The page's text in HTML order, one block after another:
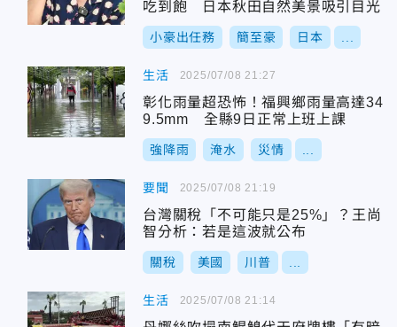
吃到飽 日本秋田自然美景吸引目光
小豪出任務 簡至豪 日本
生活
彰化雨量超恐怖！福興鄉雨量高達34
9.5mm 全縣9日正常上班上課
強降雨 淹水 災情
2025/07/08 21:27
要聞
台灣關稅「不可能只是25%」？王尚
智分析：若是這波就公布
關稅 美國 川普
2025/07/08 21:19
生活 2025/07/08 21:14